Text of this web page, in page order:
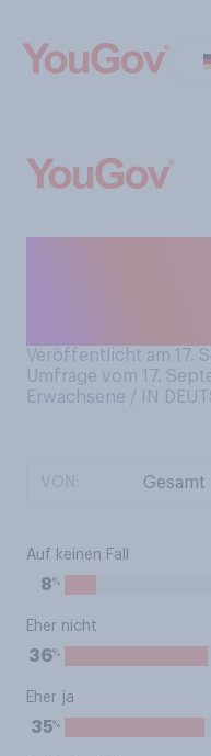
Veröffentlicht am 17.
Umfrage vom 17.
Erwachsene / IN
Auf keinen Fall
8%
Eher nicht
36%
Eher ja
35%